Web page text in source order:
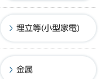
埋立等(小型家電)
金属